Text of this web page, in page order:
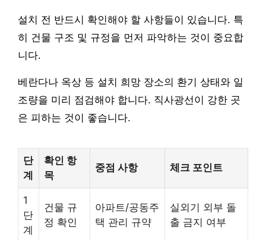
설치 전 반드시 확인해야 할 사항들이 있습니다. 특
히 건물 구조 및 규정을 먼저 파악하는 것이 중요합
니다.
베란다나 옥상 등 설치 희망 장소의 환기 상태와 일
조량을 미리 점검해야 합니다. 직사광선이 강한 곳
은 피하는 것이 좋습니다.
단
계
확인 항
목
중점 사항 체크 포인트
1
단
계
건물 규
정 확인
아파트/공동주
택 관리 규약
실외기 외부 돌
출 금지 여부